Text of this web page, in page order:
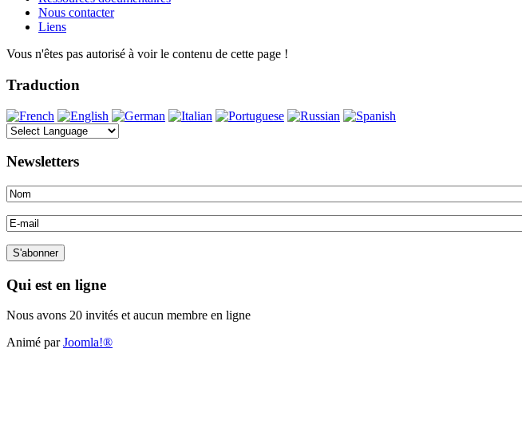
Nous contacter
Liens
Vous n'êtes pas autorisé à voir le contenu de cette page !
Traduction
Newsletters
Qui est en ligne
Nous avons 20 invités et aucun membre en ligne
Animé parJoomla!®